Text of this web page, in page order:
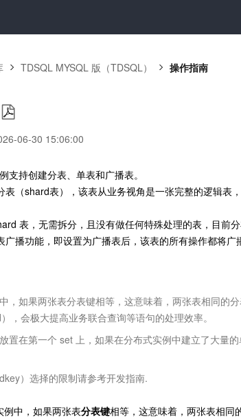
TDSQL MYSQL 版（TDSQL） 操作指南
06-30 15:06:00
支持创建分表、单表和广播表。
表（shard表），该表从业务视角是一张完整的逻辑
表，无需拆分，且没有做任何特殊处理的表，目前
广播功能，即设置为广播表后，该表的所有操作都将
，如果两张表分表键相等，这意味着，两张表相同的
），会极大提高业务联合查询等语句的处理效率。
置在第一个 set 上，如果在分布式实例中建立了大量
）选择的限制请参考开发指南.
例中，如果两张表分表键相等，这意味着，两张表相同